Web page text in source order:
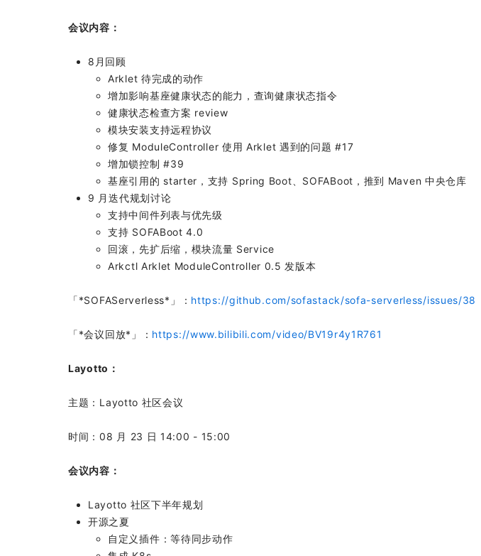
会议内容：
8月回顾
Arklet 待完成的动作
增加影响基座健康状态的能力，查询健康状态指令
健康状态检查方案 review
模块安装支持远程协议
修复 ModuleController 使用 Arklet 遇到的问题 #17
增加锁控制 #39
基座引用的 starter，支持 Spring Boot、SOFABoot，推到 Maven 中央仓库
9 月迭代规划讨论
支持中间件列表与优先级
支持 SOFABoot 4.0
回滚，先扩后缩，模块流量 Service
Arkctl Arklet ModuleController 0.5 发版本
「*SOFAServerless*」： https://github.com/sofastack/sofa-serverless/issues/38
「*会议回放*」： https://www.bilibili.com/video/BV19r4y1R761
Layotto：
主题：Layotto 社区会议
时间：08 月 23 日 14:00 - 15:00
会议内容：
Layotto 社区下半年规划
开源之夏
自定义插件：等待同步动作